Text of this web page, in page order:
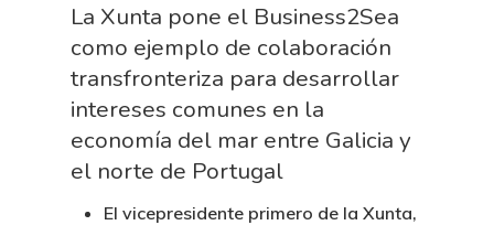
La Xunta pone el Business2Sea
como ejemplo de colaboración
transfronteriza para desarrollar
intereses comunes en la
economía del mar entre Galicia y
el norte de Portugal
El vicepresidente primero de la Xunta,